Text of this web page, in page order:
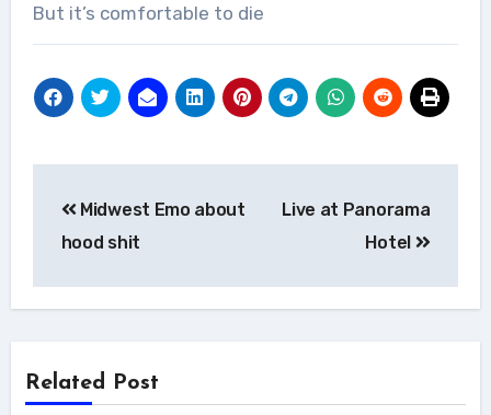
But it’s comfortable to die
navigation
Midwest Emo about
hood shit
Live at Panorama
Hotel
Related Post